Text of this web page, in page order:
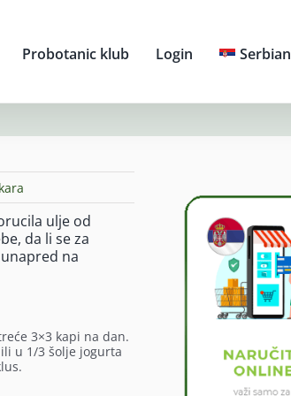
Probotanic klub Login Serbian
ulje od
da li se za
na
3×3 kapi na dan.
u 1/3 šolje jogurta